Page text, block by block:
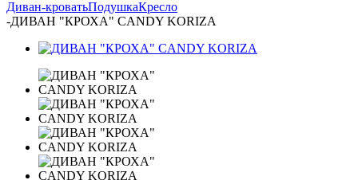
Диван-кроватьПодушкаКресло
-ДИВАН "КРОХА" CANDY KORIZA